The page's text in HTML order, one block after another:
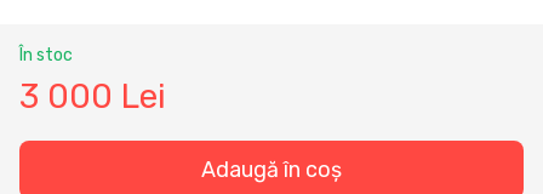
În stoc
3 000 Lei
Adaugă în coș